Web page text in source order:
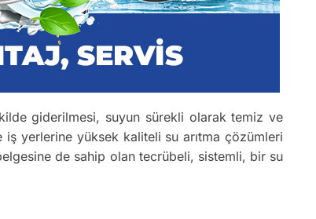
giderilmesi, suyun sürekli olarak temiz ve
iş yerlerine yüksek kaliteli su arıtma çözümleri
de sahip olan tecrübeli, sistemli, bir su